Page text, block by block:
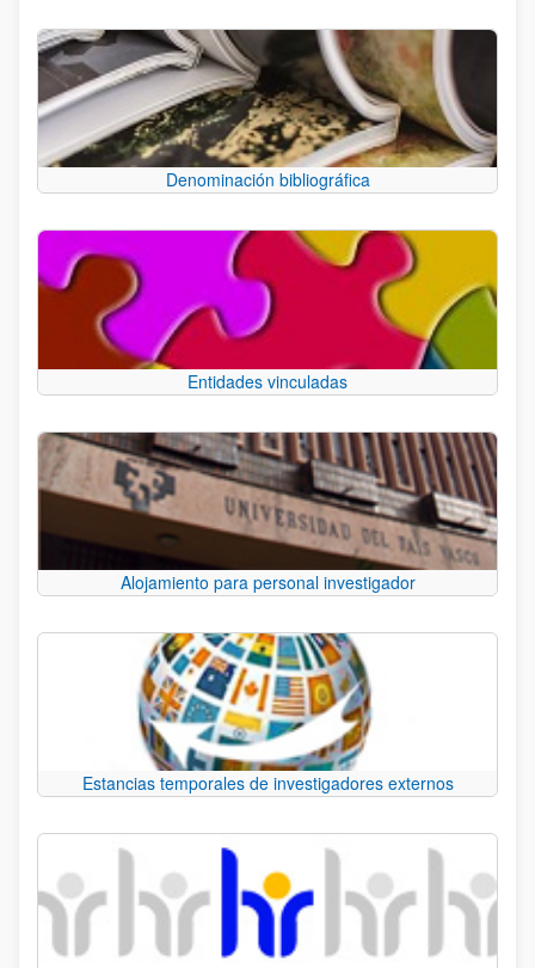
Denominación bibliográfica
Entidades vinculadas
Alojamiento para personal investigador
Estancias temporales de investigadores externos